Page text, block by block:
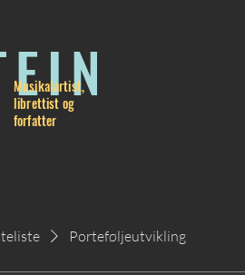
Musikalartist,
librettist og
forfatter
Porteføljeutvikling